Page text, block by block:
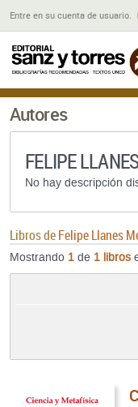
Entre en su cuenta de usuario.
Autores
FELIPE
No hay descripción
Libros deFelipe Llanes
Mostrando 1 de 1 libros